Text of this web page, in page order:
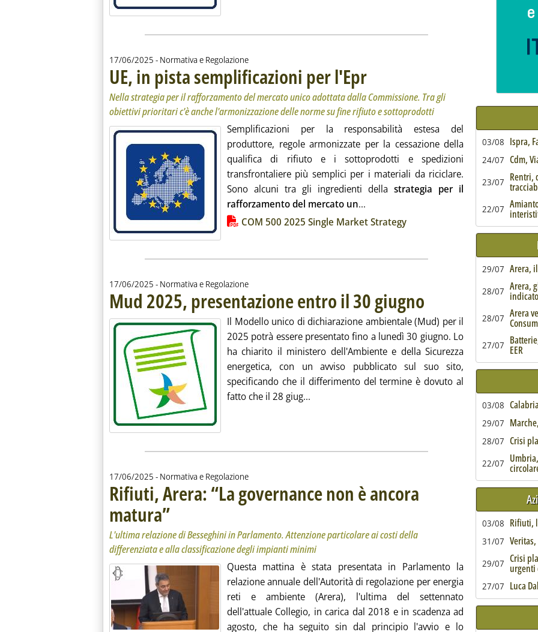
17/06/2025 - Normativa e Regolazione
UE, in pista semplificazioni per l'Epr. Sottotitolo: Nella strategia per il rafforzamento del
. Pubblicata martedì 17 giugno 2025 alle 16.25.
Nella strategia per il rafforzamento del mercato unico adottata dalla Commissione. Tra gli
obiettivi prioritari c'è anche l'armonizzazione delle norme su fine rifiuto e sottoprodotti
Semplificazioni per la responsabilità estesa del
produttore, regole armonizzate per la cessazione della
qualifica di rifiuto e i sottoprodotti e spedizioni
transfrontaliere più semplici per i materiali da riciclare.
Sono alcuni tra gli ingredienti della strategia per il
rafforzamento del mercato un... Leggi tutta la notizia: 'UE, in pista
Lista allegati PDF alla notiziaCOM 500 2025 Single Market Strategy
17/06/2025 - Normativa e Regolazione
Mud 2025, presentazione entro il 30 giugno . Pubblicata martedì 17 giugno 2025
Il Modello unico di dichiarazione ambientale (Mud) per il
2025 potrà essere presentato fino a lunedì 30 giugno. Lo
ha chiarito il ministero dell'Ambiente e della Sicurezza
energetica, con un avviso pubblicato sul suo sito,
specificando che il differimento del termine è dovuto al
fatto che il 28 giug... Leggi tutta la notizia: 'Mud 2025, presentazione
17/06/2025 - Normativa e Regolazione
Rifiuti, Arera: “La governance non è ancora
matura”. Sottotitolo: L'ultima relazione di Besseghini in Parlamento. Attenzione particolare ai costi della differenziata e alla
. Pubblicata martedì 17 giugno 2025 alle 13.6.
L'ultima relazione di Besseghini in Parlamento. Attenzione particolare ai costi della
differenziata e alla classificazione degli impianti minimi
Questa mattina è stata presentata in Parlamento la
relazione annuale dell'Autorità di regolazione per energia
reti e ambiente (Arera), l'ultima del settennato
dell'attuale Collegio, in carica dal 2018 e in scadenza ad
agosto, che ha seguito sin dal principio l'avvio e lo
03/08 Ispra,
24/07 Cdm,
23/07 Rentri,
22/07
29/07 Arera,
28/07 Arera,
28/07 Arera
27/07 EER
03/08
29/07
28/07 Crisi
22/07
03/08 Rifiuti,
31/07
29/07 Crisi
27/07 Luca